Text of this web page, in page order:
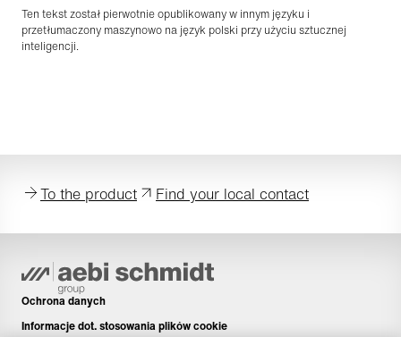
Ten tekst został pierwotnie opublikowany w innym języku i
przetłumaczony maszynowo na język polski przy użyciu sztucznej
inteligencji.
To the product Find your local contact
Ochrona danych
Informacje dot. stosowania plików cookie